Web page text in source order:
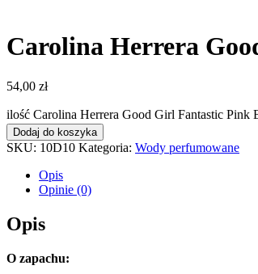
Carolina Herrera
54,00 zł
ilość Carolina Herrera Good Girl Fantastic Pink
Dodaj do koszyka
SKU: 10D10 Kategoria: Wody perfumowane
Opis
Opinie (0)
Opis
O zapachu: